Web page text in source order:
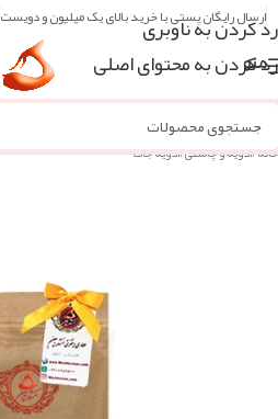
رد کردن به ناوبری
رد کردن به محتوای اصلی
ارسال رایگان پستی با خرید بالای یک میلیون و دویست
منو
خانه/ادویه و چاشنی/ادویه جات